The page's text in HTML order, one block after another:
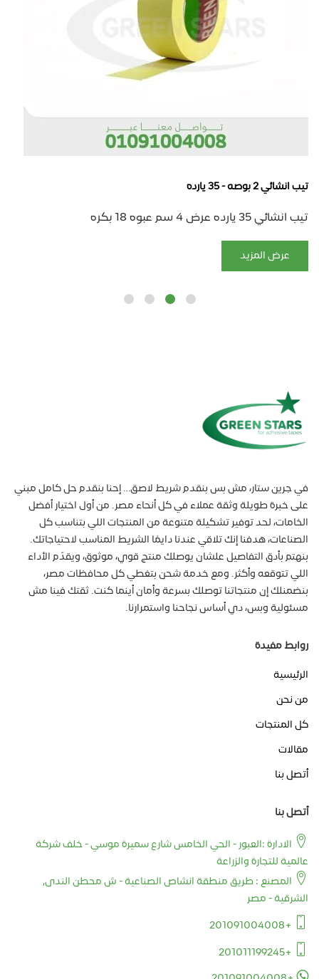
تيب انشائي 2 بوصه - 35 يارده
تيب انشائي 35 يارده عرض 4 سم عبوه 18 بكره
عرض المزيد
في جرين ستار، مش بس بنقدم شريط لاصق… إحنا بنقدم حل كامل مبني
على خبرة طويلة وثقة عملاء في كل أنحاء مصر. من أول اختيار أفضل
الخامات، لحد توفير تشكيلة متنوعة من المنتجات اللي بتناسب كل
الصناعات، هدفنا إنك تلاقي عندنا دايمًا الشريط المناسب لاحتياجاتك.
بنهتم بأدق التفاصيل علشان يوصلك منتج قوي، موثوق، ويقدّم الأداء
اللي تتوقعه وأكثر. ومع خدمة شحن بتغطي كل محافظات مصر،
بنضمنلك إن منتجاتنا توصلك بسرعة وأمان أينما كنت. ثقتك فينا مش
مسئولية وبس، دي أساس نجاحنا واستمرارنا.
روابط مفيدة
الرئيسية
من نحن
كل المنتجات
مقالات
أتصل بنا
أتصل بنا
الادارة :العبور - الحي الخامس شارع سميرة موسي - خلف شركة
عالمية للتجارة والزراعة
المصنع : طريق منطقة انشاص الصناعية - ش محطن الندى,
الشرقية - مصر
+201091004008
+201011199245